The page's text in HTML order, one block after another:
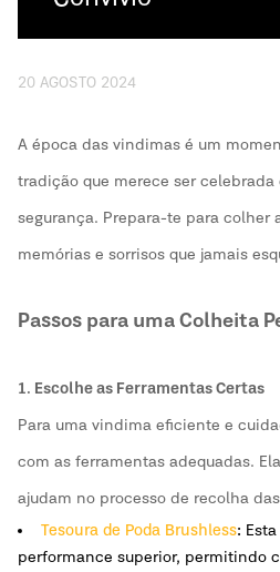
20 AGOSTO 2024
A época das vindimas é um
tradição que merece ser
segurança. Prepara-te para colher
memórias e sorrisos que jamais
Passos para uma Colheita
1. Escolhe as Ferramentas Certas
Para uma vindima eficiente e
com as ferramentas adequadas.
ajudam no processo de recolha
Tesoura de Poda Brushless:
performance superior, permitindo